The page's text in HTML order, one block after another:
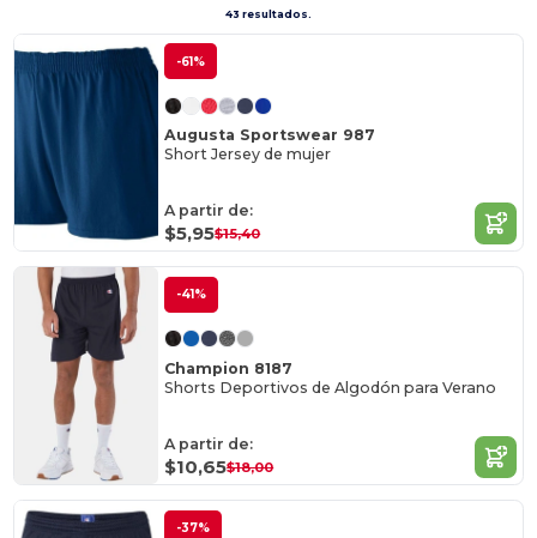
43 resultados.
-61%
Augusta Sportswear 987
Short Jersey de mujer
A partir de:
$5,95$15,40
-41%
Champion 8187
Shorts Deportivos de Algodón para Verano
A partir de:
$10,65$18,00
-37%